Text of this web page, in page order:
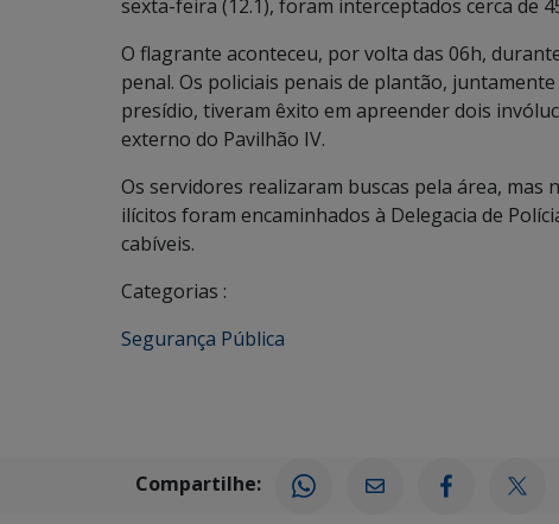
sexta-feira (12.1), foram interceptados cerca de
O flagrante aconteceu, por volta das 06h,
penal. Os policiais penais de plantão,
presídio, tiveram êxito em apreender dois
externo do Pavilhão IV.
Os servidores realizaram buscas pela área,
ilícitos foram encaminhados à Delegacia de
cabíveis.
Categorias :
Segurança Pública
Compartilhe: